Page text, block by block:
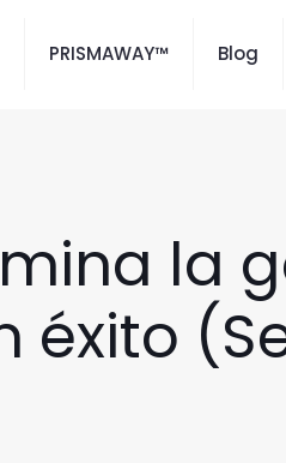
PRISMAWAY™ Blog
la